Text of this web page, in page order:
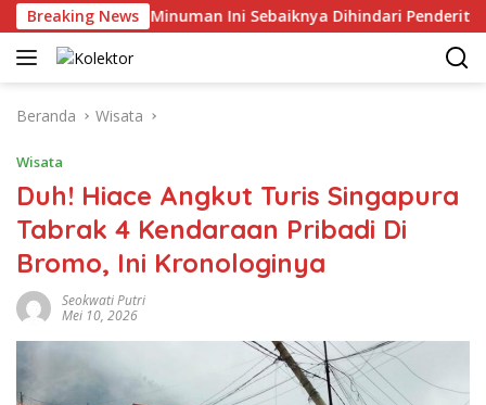
Langsung
ke
konten
Breaking News
Catat! 4 Minuman Ini Sebaiknya Dihindari Penderita
Beranda Wisata
Wisata
Duh! Hiace Angkut Turis Singapura
Tabrak 4 Kendaraan Pribadi Di
Bromo, Ini Kronologinya
Seokwati Putri
Mei 10, 2026